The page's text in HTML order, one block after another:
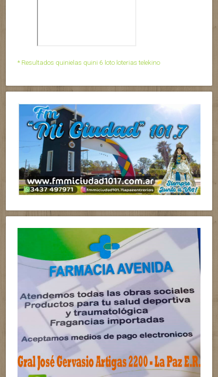
* Resultados quinielas quini 6 loto loterias telekino